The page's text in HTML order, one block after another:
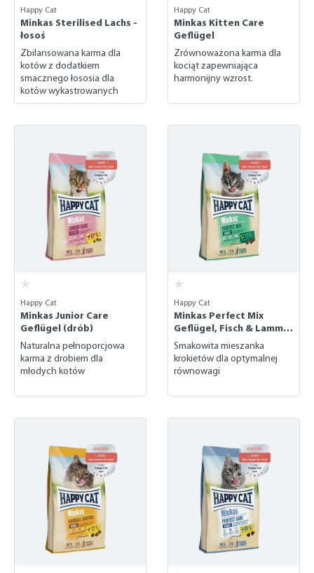
Happy Cat
Minkas Sterilised Lachs -
łosoś
Zbilansowana karma dla
kotów z dodatkiem
smacznego łososia dla
kotów wykastrowanych
Happy Cat
Minkas Kitten Care
Geflügel
Zrównoważona karma dla
kociąt zapewniająca
harmonijny wzrost.
Happy Cat
Minkas Junior Care
Geflügel (drób)
Naturalna pełnoporcjowa
karma z drobiem dla
młodych kotów
Happy Cat
Minkas Perfect Mix
Geflügel, Fisch & Lamm
(drób, ryba i jagnięcina)
Smakowita mieszanka
krokietów dla optymalnej
równowagi